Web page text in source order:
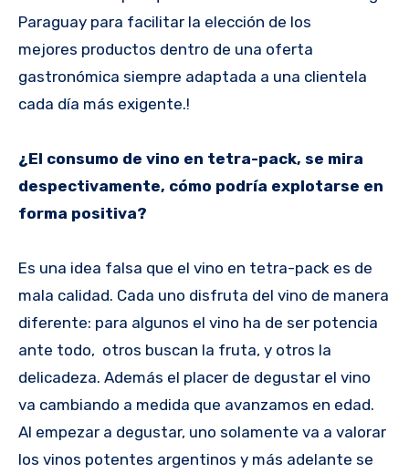
Paraguay para facilitar la elección de los
mejores productos dentro de una oferta
gastronómica siempre adaptada a una clientela
cada día más exigente.!
¿El consumo de vino en tetra-pack, se mira
despectivamente, cómo podría explotarse en
forma positiva?
Es una idea falsa que el vino en tetra-pack es de
mala calidad. Cada uno disfruta del vino de manera
diferente: para algunos el vino ha de ser potencia
ante todo, otros buscan la fruta, y otros la
delicadeza. Además el placer de degustar el vino
va cambiando a medida que avanzamos en edad.
Al empezar a degustar, uno solamente va a valorar
los vinos potentes argentinos y más adelante se